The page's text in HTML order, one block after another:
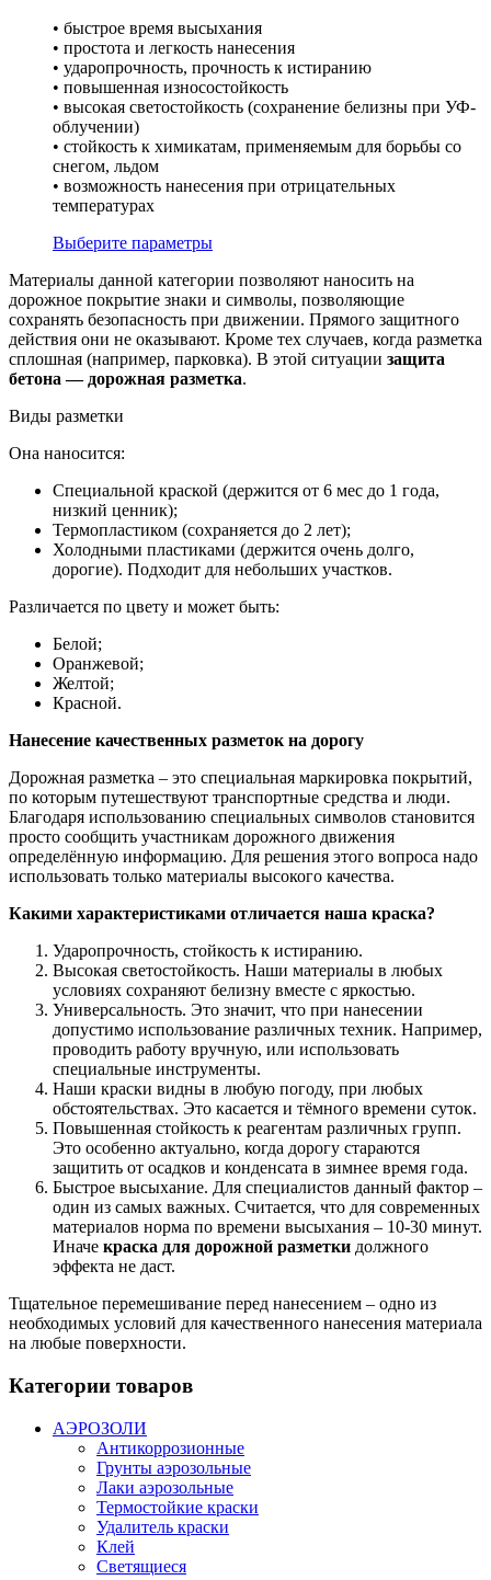
• быстрое время высыхания
• простота и легкость нанесения
• ударопрочность, прочность к истиранию
• повышенная износостойкость
• высокая светостойкость (сохранение белизны при УФ-
облучении)
• стойкость к химикатам, применяемым для борьбы со
снегом, льдом
• возможность нанесения при отрицательных
температурах
Выберите параметры
Материалы данной категории позволяют наносить на
дорожное покрытие знаки и символы, позволяющие
сохранять безопасность при движении. Прямого защитного
действия они не оказывают. Кроме тех случаев, когда разметка
сплошная (например, парковка). В этой ситуации защита
бетона — дорожная разметка.
Виды разметки
Она наносится:
Специальной краской (держится от 6 мес до 1 года,
низкий ценник);
Термопластиком (сохраняется до 2 лет);
Холодными пластиками (держится очень долго,
дорогие). Подходит для небольших участков.
Различается по цвету и может быть:
Белой;
Оранжевой;
Желтой;
Красной.
Нанесение качественных разметок на дорогу
Дорожная разметка – это специальная маркировка покрытий,
по которым путешествуют транспортные средства и люди.
Благодаря использованию специальных символов становится
просто сообщить участникам дорожного движения
определённую информацию. Для решения этого вопроса надо
использовать только материалы высокого качества.
Какими характеристиками отличается наша краска?
Ударопрочность, стойкость к истиранию.
Высокая светостойкость. Наши материалы в любых
условиях сохраняют белизну вместе с яркостью.
Универсальность. Это значит, что при нанесении
допустимо использование различных техник. Например,
проводить работу вручную, или использовать
специальные инструменты.
Наши краски видны в любую погоду, при любых
обстоятельствах. Это касается и тёмного времени суток.
Повышенная стойкость к реагентам различных групп.
Это особенно актуально, когда дорогу стараются
защитить от осадков и конденсата в зимнее время года.
Быстрое высыхание. Для специалистов данный фактор –
один из самых важных. Считается, что для современных
материалов норма по времени высыхания – 10-30 минут.
Иначе краска для дорожной разметки должного
эффекта не даст.
Тщательное перемешивание перед нанесением – одно из
необходимых условий для качественного нанесения материала
на любые поверхности.
Категории товаров
АЭРОЗОЛИ
Антикоррозионные
Грунты аэрозольные
Лаки аэрозольные
Термостойкие краски
Удалитель краски
Клей
Светящиеся